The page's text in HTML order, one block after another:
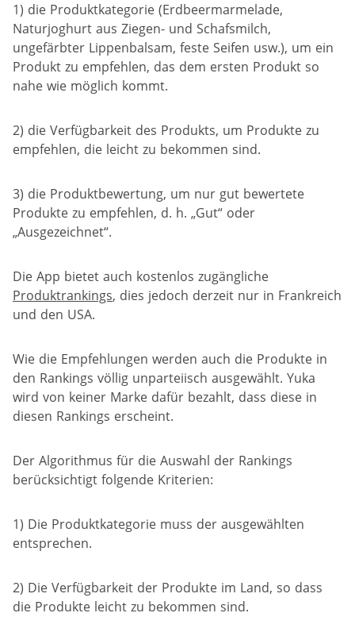
1) die Produktkategorie (Erdbeermarmelade,
Naturjoghurt aus Ziegen- und Schafsmilch,
ungefärbter Lippenbalsam, feste Seifen usw.), um ein
Produkt zu empfehlen, das dem ersten Produkt so
nahe wie möglich kommt.
2) die Verfügbarkeit des Produkts, um Produkte zu
empfehlen, die leicht zu bekommen sind.
3) die Produktbewertung, um nur gut bewertete
Produkte zu empfehlen, d. h. „Gut“ oder
„Ausgezeichnet“.
Die App bietet auch kostenlos zugängliche
Produktrankings, dies jedoch derzeit nur in Frankreich
und den USA.
Wie die Empfehlungen werden auch die Produkte in
den Rankings völlig unparteiisch ausgewählt. Yuka
wird von keiner Marke dafür bezahlt, dass diese in
diesen Rankings erscheint.
Der Algorithmus für die Auswahl der Rankings
berücksichtigt folgende Kriterien:
1) Die Produktkategorie muss der ausgewählten
entsprechen.
2) Die Verfügbarkeit der Produkte im Land, so dass
die Produkte leicht zu bekommen sind.